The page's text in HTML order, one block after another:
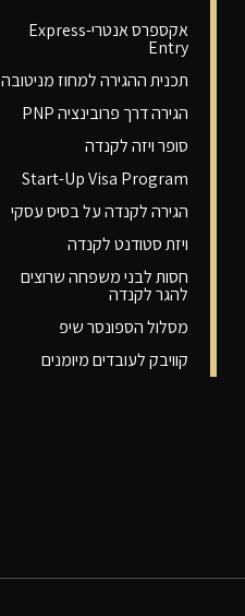
אקספרס אנטרי-Express
Entry
תכנית ההגירה למחוז מניטובה
הגירה דרך פרובינציה PNP
סופר ויזה לקנדה
Start-Up Visa Program
הגירה לקנדה על בסיס עסקי
ויזת סטודנט לקנדה
חסות לבני משפחה שרוצים
להגר לקנדה
מסלול הספונסר שיפ
קוויבק לעובדים מיומנים